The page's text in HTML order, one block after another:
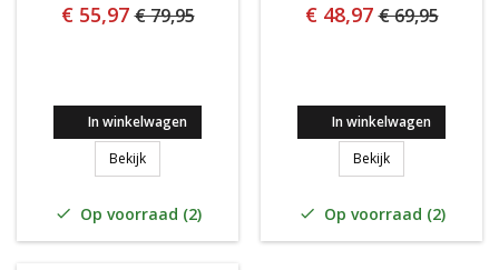
€ 55,97 € 79,95
In winkelwagen
BekijkOxdog X Padel Pro 8261802 Padelbag
 Op voorraad (2)
€ 48,97 € 69,95
In winkelwagen
BekijkOxdog Hyper
 Op voorraad (2)